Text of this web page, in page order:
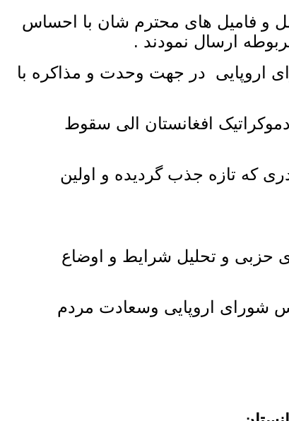
و فامیل های محترم شان با احساس
ارسال نمودند .
اروپایی در جهت وحدت و مذاکره با
افغانستان الی سقوط
که تازه جذب گردیده و اولین
حزبی و تحلیل شرایط و اوضاع
شورای اروپایی وسعادت مردم